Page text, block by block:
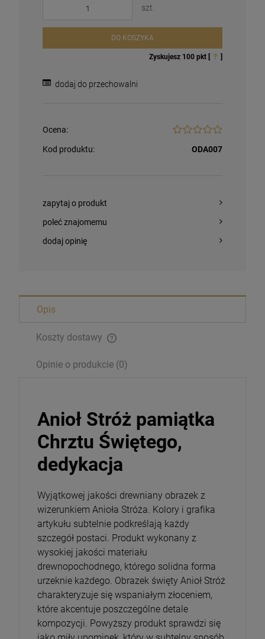
DO KOSZYKA
szt.
DO KOSZYKA
Zyskujesz 100 pkt [ ? ]
dodaj do przechowalni
Ocena:
Kod produktu: ODA007
zapytaj o produkt
poleć znajomemu
dodaj opinię
Opis
Koszty dostawy
Opinie o produkcie (0)
Anioł Stróż pamiątka
Chrztu Świętego,
dedykacja
Wyjątkowej jakości drewniany obrazek z
wizerunkiem Anioła Stróża. Kolory i grafika
artykułu subtelnie podkreślają każdy
szczegół postaci. Produkt wykonany z
wysokiej jakości materiału
drewnopochodnego, którego solidna forma
urzeknie każdego. Obrazek święty Anioł Stróż
charakteryzuje się wspaniałym złoceniem,
które akcentuje poszczególne detale
kompozycji. Powyższy produkt sprawdzi się